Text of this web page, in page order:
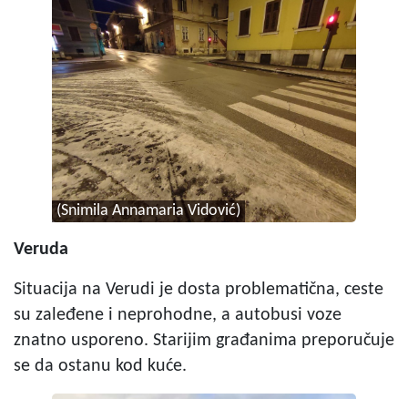
(Snimila Annamaria Vidović)
Veruda
Situacija na Verudi je dosta problematična, ceste
su zaleđene i neprohodne, a autobusi voze
znatno usporeno. Starijim građanima preporučuje
se da ostanu kod kuće.